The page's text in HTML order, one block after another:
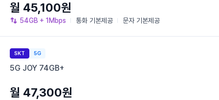
54GB + 1Mbps 통화 기본제공 문자 기본제공
월 45,100원
SKT 5G
5G JOY 74GB+
월 47,300원